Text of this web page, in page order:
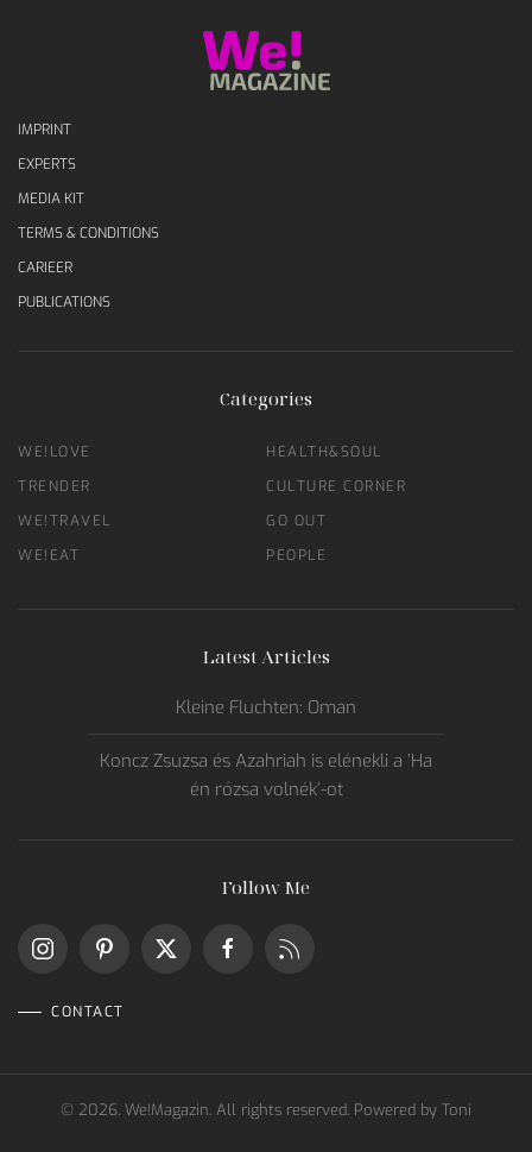
IMPRINT
EXPERTS
MEDIA KIT
TERMS & CONDITIONS
CARIEER
PUBLICATIONS
Categories
WE!LOVE
TRENDER
WE!TRAVEL
WE!EAT
HEALTH&SOUL
CULTURE CORNER
GO OUT
PEOPLE
Latest Articles
Kleine Fluchten: Oman
Koncz Zsuzsa és Azahriah is elénekli a ’Ha
én rózsa volnék’-ot
Follow Me
CONTACT
© 2026. We!Magazin. All rights reserved. Powered by Toni